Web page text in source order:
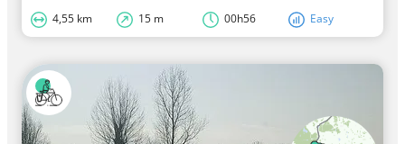
4,55 km 15 m 00h56 Easy